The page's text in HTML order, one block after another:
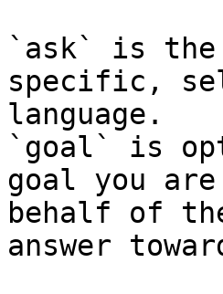
`ask` is the
specific,
language.
`goal` is
goal you
behalf of
answer